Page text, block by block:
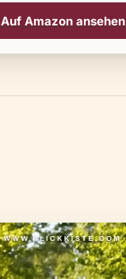
Auf Amazon ansehen